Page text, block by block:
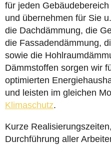
für jeden
und übernehmen für Sie
die Dachdämmung, die
die Fassadendämmung,
sowie die
Dämmstoffen sorgen wir
optimierten
und leisten im gleichen
Klimaschutz.
Kurze
Durchführung aller